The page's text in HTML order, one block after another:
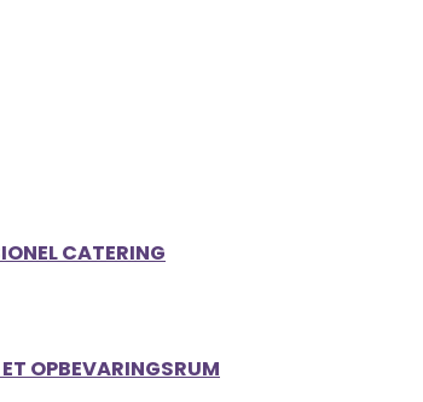
CATERING
OPBEVARINGSRUM